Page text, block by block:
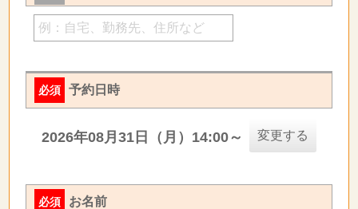
必須 予約日時
2026年08月31日（月）14:00～ 変更する
必須 お名前